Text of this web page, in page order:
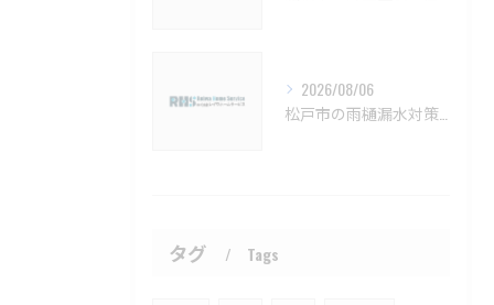
2026/08/06
タグ Tags